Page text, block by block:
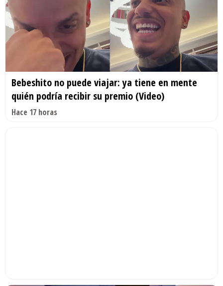
Bebeshito no puede viajar: ya tiene en mente
quién podría recibir su premio (Video)
Hace 17 horas